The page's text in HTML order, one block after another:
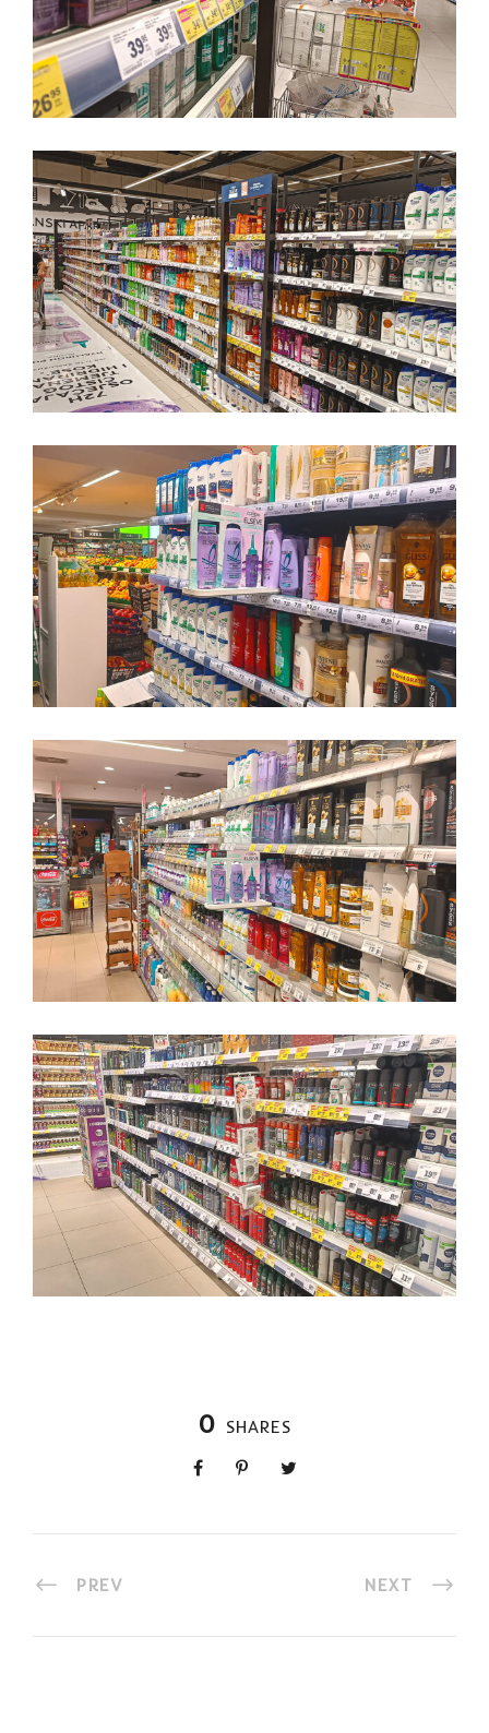
0 SHARES
PREV NEXT